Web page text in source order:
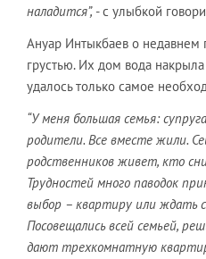
наладится”, - с улыбкой
Ануар Интыкбаев о недавнем
грустью. Их дом вода
удалось только самое
“У меня большая семья:
родители. Все вместе жили.
родственников живет, кто
Трудностей много паводок
выбор – квартиру или ждать
Посовещались всей семьей,
дают трехкомнатную